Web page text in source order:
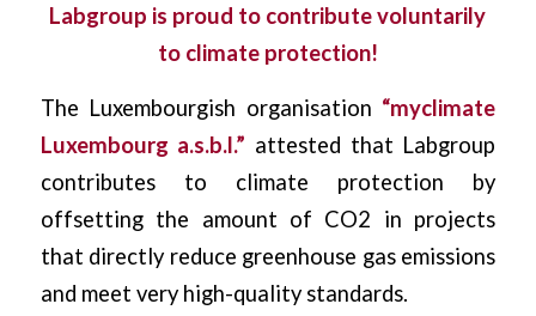
Labgroup is proud to contribute voluntarily
to climate protection!
The Luxembourgish organisation “myclimate
Luxembourg a.s.b.l.” attested that Labgroup
contributes to climate protection by
offsetting the amount of CO2 in projects
that directly reduce greenhouse gas emissions
and meet very high-quality standards.